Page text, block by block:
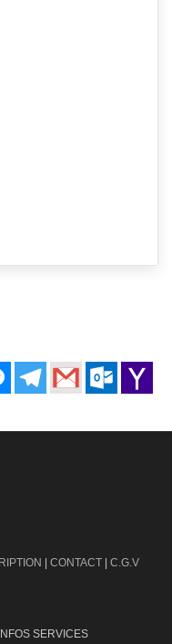
| CONTACT | C.G.V
SERVICES